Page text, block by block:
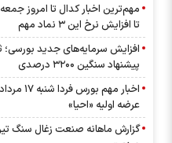
تا افزایش نرخ این ۳ نماد مهم
پیشنهاد‌ سنگین ۳۲۰۰ درصدی
عرضه اولیه «احیا»